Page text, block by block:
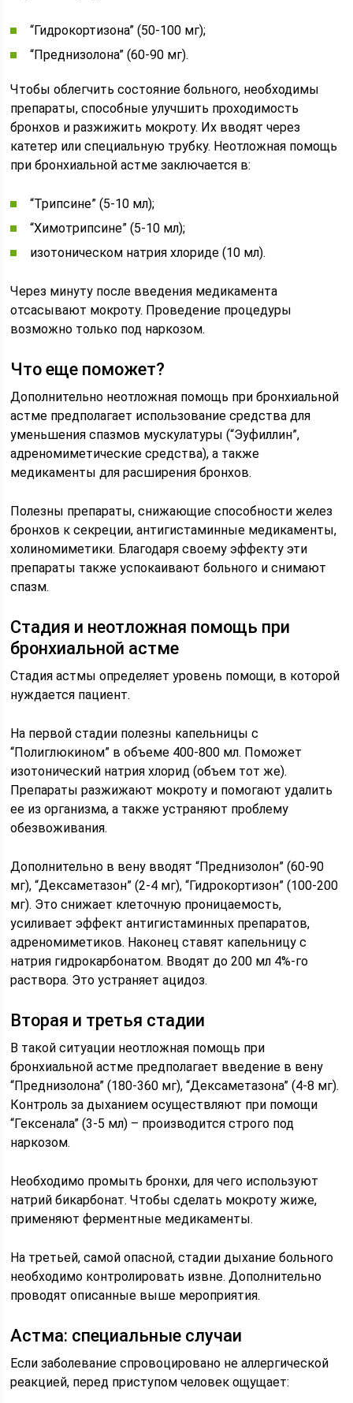
“Гидрокортизона” (50-100 мг);
“Преднизолона” (60-90 мг).
Чтобы облегчить состояние больного, необходимы
препараты, способные улучшить проходимость
бронхов и разжижить мокроту. Их вводят через
катетер или специальную трубку. Неотложная помощь
при бронхиальной астме заключается в:
“Трипсине” (5-10 мл);
“Химотрипсине” (5-10 мл);
изотоническом натрия хлориде (10 мл).
Через минуту после введения медикамента
отсасывают мокроту. Проведение процедуры
возможно только под наркозом.
Что еще поможет?
Дополнительно неотложная помощь при бронхиальной
астме предполагает использование средства для
уменьшения спазмов мускулатуры (“Эуфиллин”,
адреномиметические средства), а также
медикаменты для расширения бронхов.
Полезны препараты, снижающие способности желез
бронхов к секреции, антигистаминные медикаменты,
холиномиметики. Благодаря своему эффекту эти
препараты также успокаивают больного и снимают
спазм.
Стадия и неотложная помощь при
бронхиальной астме
Стадия астмы определяет уровень помощи, в которой
нуждается пациент.
На первой стадии полезны капельницы с
“Полиглюкином” в объеме 400-800 мл. Поможет
изотонический натрия хлорид (объем тот же).
Препараты разжижают мокроту и помогают удалить
ее из организма, а также устраняют проблему
обезвоживания.
Дополнительно в вену вводят “Преднизолон” (60-90
мг), “Дексаметазон” (2-4 мг), “Гидрокортизон” (100-200
мг). Это снижает клеточную проницаемость,
усиливает эффект антигистаминных препаратов,
адреномиметиков. Наконец ставят капельницу с
натрия гидрокарбонатом. Вводят до 200 мл 4%-го
раствора. Это устраняет ацидоз.
Вторая и третья стадии
В такой ситуации неотложная помощь при
бронхиальной астме предполагает введение в вену
“Преднизолона” (180-360 мг), “Дексаметазона” (4-8 мг).
Контроль за дыханием осуществляют при помощи
“Гексенала” (3-5 мл) – производится строго под
наркозом.
Необходимо промыть бронхи, для чего используют
натрий бикарбонат. Чтобы сделать мокроту жиже,
применяют ферментные медикаменты.
На третьей, самой опасной, стадии дыхание больного
необходимо контролировать извне. Дополнительно
проводят описанные выше мероприятия.
Астма: специальные случаи
Если заболевание спровоцировано не аллергической
реакцией, перед приступом человек ощущает: